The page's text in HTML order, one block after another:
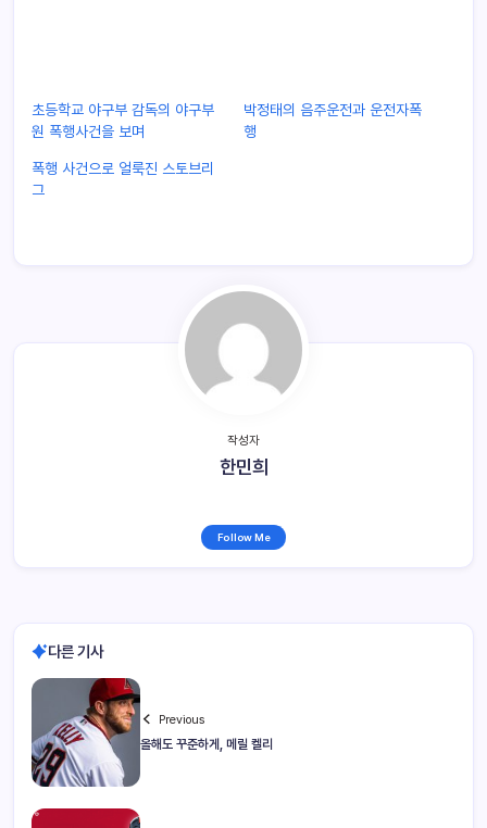
초등학교 야구부 감독의 야구부
원 폭행사건을 보며
박정태의 음주운전과 운전자폭
행
폭행 사건으로 얼룩진 스토브리
그
작성자
한민희
Follow Me
다른 기사
Previous
올해도 꾸준하게, 메릴 켈리